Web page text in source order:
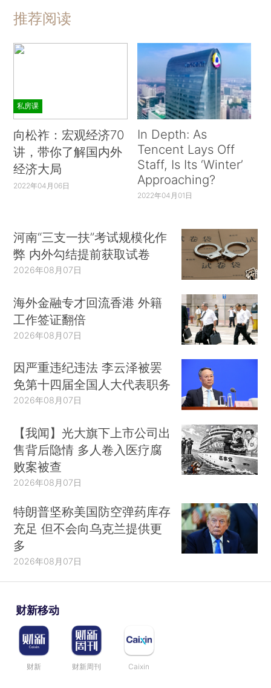
推荐阅读
私房课
向松祚：宏观经济70
讲，带你了解国内外
经济大局
2022年04月06日
In Depth: As
Tencent Lays Off
Staff, Is Its ‘Winter’
Approaching?
2022年04月01日
河南“三支一扶”考试规模化作
弊 内外勾结提前获取试卷
2026年08月07日
海外金融专才回流香港 外籍
工作签证翻倍
2026年08月07日
因严重违纪违法 李云泽被罢
免第十四届全国人大代表职务
2026年08月07日
【我闻】光大旗下上市公司出
售背后隐情 多人卷入医疗腐
败案被查
2026年08月07日
特朗普坚称美国防空弹药库存
充足 但不会向乌克兰提供更
多
2026年08月07日
财新移动
财新 财新周刊 Caixin